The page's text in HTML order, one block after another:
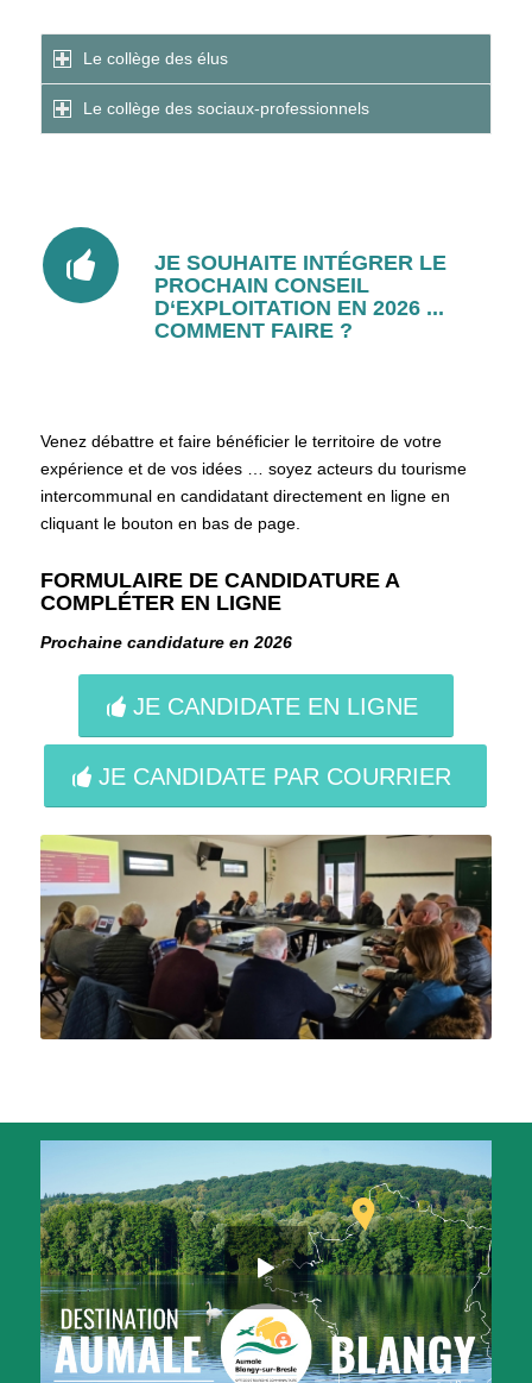
Le collège des élus
Le collège des sociaux-professionnels
JE SOUHAITE INTÉGRER LE
PROCHAIN CONSEIL
D‘EXPLOITATION EN 2026 ...
COMMENT FAIRE ?
Venez débattre et faire bénéficier le territoire de votre
expérience et de vos idées … soyez acteurs du tourisme
intercommunal en candidatant directement en ligne en
cliquant le bouton en bas de page.
FORMULAIRE DE CANDIDATURE A
COMPLÉTER EN LIGNE
Prochaine candidature en 2026
JE CANDIDATE EN LIGNE
JE CANDIDATE PAR COURRIER